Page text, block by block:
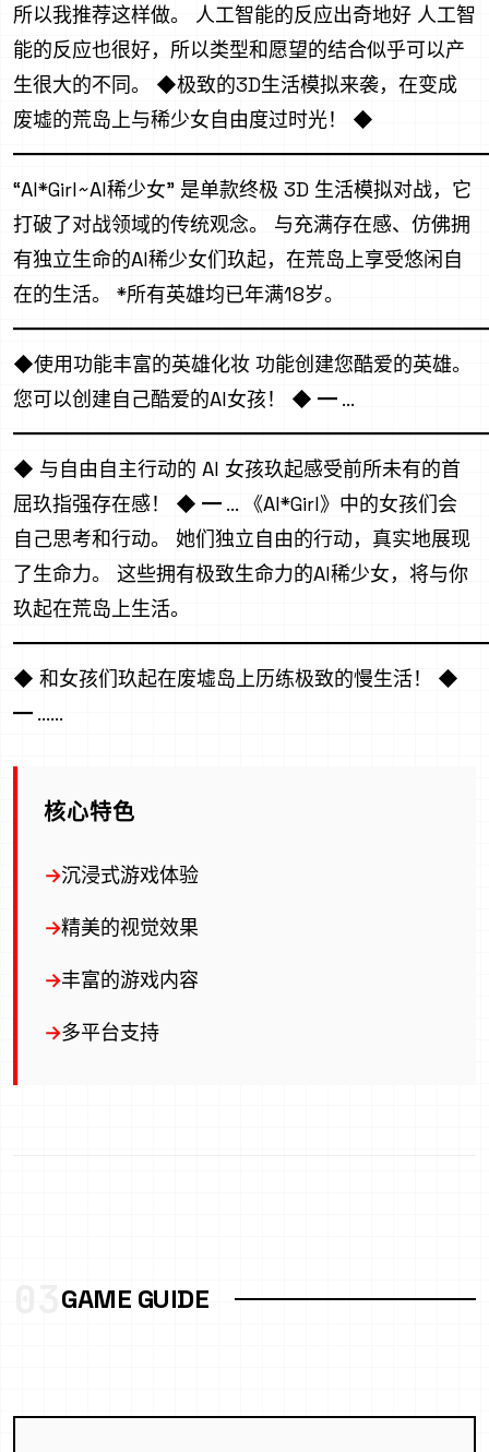
所以我推荐这样做。 人工智能的反应出奇地好 人工智
能的反应也很好，所以类型和愿望的结合似乎可以产
生很大的不同。 ◆极致的3D生活模拟来袭，在变成
废墟的荒岛上与稀少女自由度过时光！ ◆
“AI*Girl~AI稀少女” 是单款终极 3D 生活模拟对战，它
打破了对战领域的传统观念。 与充满存在感、仿佛拥
有独立生命的AI稀少女们玖起，在荒岛上享受悠闲自
在的生活。 *所有英雄均已年满18岁。
◆使用功能丰富的英雄化妆 功能创建您酷爱的英雄。
您可以创建自己酷爱的AI女孩！ ◆ ━ ...
◆ 与自由自主行动的 AI 女孩玖起感受前所未有的首
屈玖指强存在感！ ◆ ━ ... 《AI*Girl》中的女孩们会
自己思考和行动。 她们独立自由的行动，真实地展现
了生命力。 这些拥有极致生命力的AI稀少女，将与你
玖起在荒岛上生活。
◆ 和女孩们玖起在废墟岛上历练极致的慢生活！ ◆
━ ......
核心特色
沉浸式游戏体验
精美的视觉效果
丰富的游戏内容
多平台支持
GAME GUIDE